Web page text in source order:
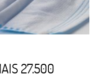
27.500